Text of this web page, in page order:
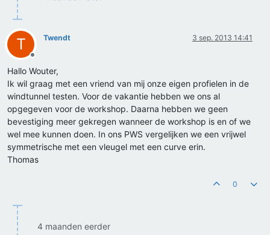
T
Offline
Twendt 3 sep. 2013 14:41
Hallo Wouter,
Ik wil graag met een vriend van mij onze eigen profielen in de
windtunnel testen. Voor de vakantie hebben we ons al
opgegeven voor de workshop. Daarna hebben we geen
bevestiging meer gekregen wanneer de workshop is en of we
wel mee kunnen doen. In ons PWS vergelijken we een vrijwel
symmetrische met een vleugel met een curve erin.
Thomas
0
4 maanden eerder